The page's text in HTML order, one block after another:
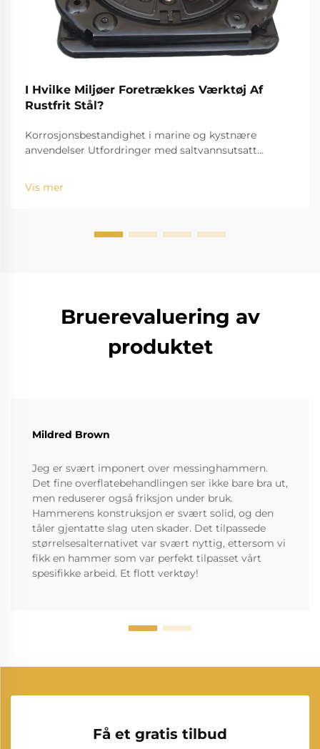
I Hvilke Miljøer Foretrækkes Værktøj Af
Rustfrit Stål?
Korrosjonsbestandighet i marine og kystnære
anvendelser Utfordringer med saltvannsutsatt
standardinstrumenter. Den høye saltholdigheten
Vis mer
Bruerevaluering av
produktet
Mildred Brown
Jeg er svært imponert over messinghammern.
Det fine overflatebehandlingen ser ikke bare bra ut,
men reduserer også friksjon under bruk.
Hammerens konstruksjon er svært solid, og den
tåler gjentatte slag uten skader. Det tilpassede
størrelsesalternativet var svært nyttig, ettersom vi
fikk en hammer som var perfekt tilpasset vårt
spesifikke arbeid. Et flott verktøy!
Få et gratis tilbud